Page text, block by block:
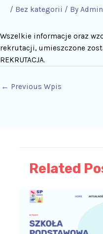
/ Bez kategorii / By
Wszelkie informacje oraz
rekrutacji, umieszczone
REKRUTACJA.
← Previous Wpis
Related